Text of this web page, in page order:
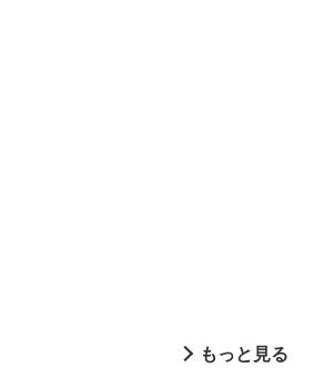
もっと見る